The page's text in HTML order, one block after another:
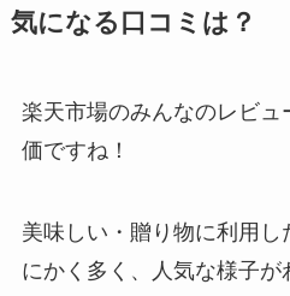
気になる口コミは？
楽天市場のみんなのレビ
価ですね！
美味しい・贈り物に利用し
にかく多く、人気な様子が